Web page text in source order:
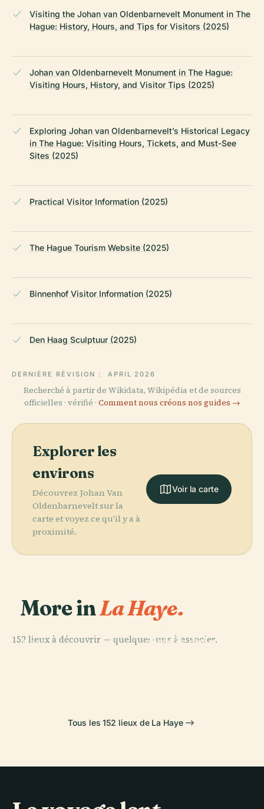
Visiting the Johan van Oldenbarnevelt Monument in The
Hague: History, Hours, and Tips for Visitors (2025)
Johan van Oldenbarnevelt Monument in The Hague:
Visiting Hours, History, and Visitor Tips (2025)
Exploring Johan van Oldenbarnevelt’s Historical Legacy
in The Hague: Visiting Hours, Tickets, and Must-See
Sites (2025)
Practical Visitor Information (2025)
The Hague Tourism Website (2025)
Binnenhof Visitor Information (2025)
Den Haag Sculptuur (2025)
DERNIÈRE RÉVISION : APRIL 2026
Recherché à partir de Wikidata, Wikipédia et de sources
officielles · vérifié · Comment nous créons nos guides →
Explorer les
environs
Découvrez Johan Van
Oldenbarnevelt sur la
carte et voyez ce qu'il y a à
proximité.
Voir la carte
More inLa Haye.
152 lieux à découvrir — quelques-uns à associer.
PLACE
Palais de la
PLACE PLACE
Tous les 152 lieux de La Haye